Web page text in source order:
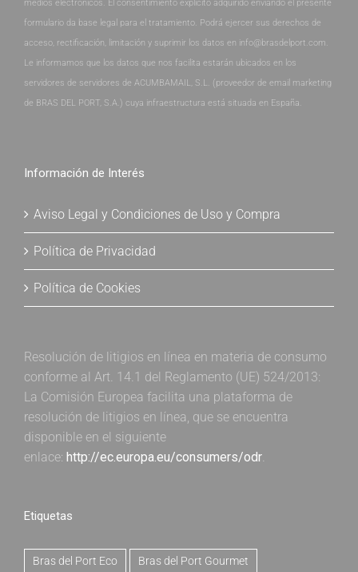
medios electrónicos. El consentimiento explícito adquirido enviando el presente
formulario da base legal para el tratamiento. Podrá ejercer sus derechos de
acceso, rectificación, limitación y suprimir los datos en info@brasdelport.com.
Le informamos que los datos que nos facilita estarán ubicados en los
servidores de servidores de ACUMBAMAIL, S.L. (proveedor de email marketing
de BRAS DEL PORT, S.A.) cuya infraestructura está situada en España.
Información de Interés
Aviso Legal y Condiciones de Uso y Compra
Política de Privacidad
Política de Cookies
Resolución de litigios en línea en materia de consumo
conforme al Art. 14.1 del Reglamento (UE) 524/2013:
La Comisión Europea facilita una plataforma de
resolución de litigios en línea, que se encuentra
disponible en el siguiente
enlace: http://ec.europa.eu/consumers/odr.
Etiquetas
Bras del Port Eco Bras del Port Gourmet